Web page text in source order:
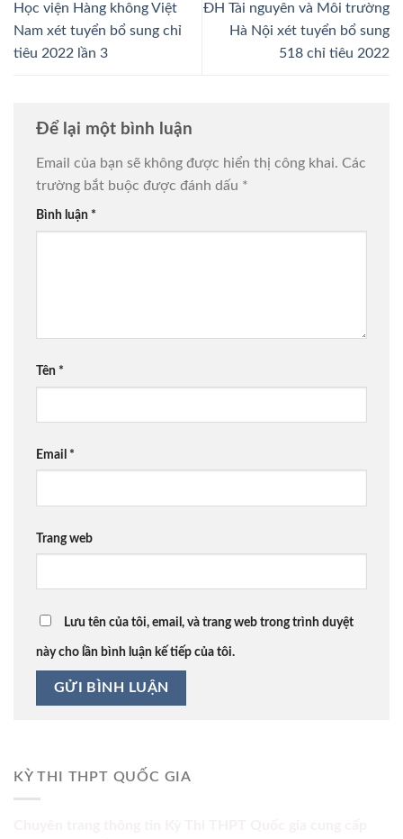
Học viện Hàng không Việt
Nam xét tuyển bổ sung chỉ
tiêu 2022 lần 3
ĐH Tài nguyên và Môi trường
Hà Nội xét tuyển bổ sung
518 chỉ tiêu 2022
Để lại một bình luận
Email của bạn sẽ không được hiển thị công khai. Các
trường bắt buộc được đánh dấu *
Bình luận *
Tên *
Email *
Trang web
Lưu tên của tôi, email, và trang web trong trình duyệt
này cho lần bình luận kế tiếp của tôi.
KỲ THI THPT QUỐC GIA